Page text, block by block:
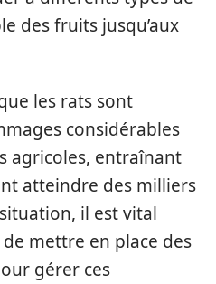
des fruits jusqu’aux
les rats sont
considérables
agricoles, entraînant
atteindre des milliers
il est vital
mettre en place des
gérer ces